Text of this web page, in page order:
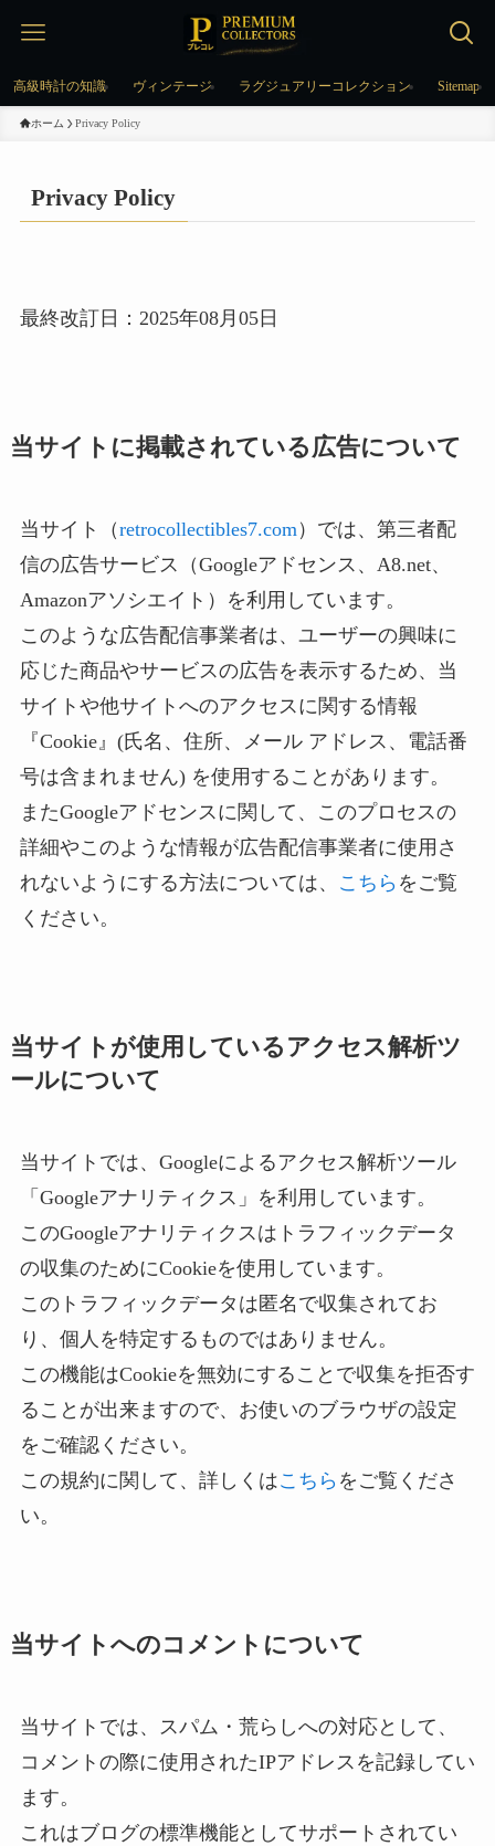
高級時計の知識 ヴィンテージ ラグジュアリーコレクション Sitemap
ホーム Privacy Policy
Privacy Policy
最終改訂日：2025年08月05日
当サイトに掲載されている広告について
当サイト（retrocollectibles7.com）では、第三者配
信の広告サービス（Googleアドセンス、A8.net、
Amazonアソシエイト）を利用しています。
このような広告配信事業者は、ユーザーの興味に
応じた商品やサービスの広告を表示するため、当
サイトや他サイトへのアクセスに関する情報
『Cookie』(氏名、住所、メール アドレス、電話番
号は含まれません) を使用することがあります。
またGoogleアドセンスに関して、このプロセスの
詳細やこのような情報が広告配信事業者に使用さ
れないようにする方法については、
こちら をご覧
ください。
当サイトが使用しているアクセス解析ツ
ールについて
当サイトでは、Googleによるアクセス解析ツール
「Googleアナリティクス」を利用しています。
このGoogleアナリティクスはトラフィックデータ
の収集のためにCookieを使用しています。
このトラフィックデータは匿名で収集されてお
り、個人を特定するものではありません。
この機能はCookieを無効にすることで収集を拒否す
ることが出来ますので、お使いのブラウザの設定
をご確認ください。
この規約に関して、詳しくはこちら をご覧くださ
い。
当サイトへのコメントについて
当サイトでは、スパム・荒らしへの対応として、
コメントの際に使用されたIPアドレスを記録してい
ます。
これはブログの標準機能としてサポートされてい